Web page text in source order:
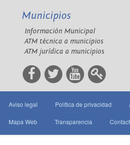
Municipios
Información Municipal
ATM técnica a municipios
ATM jurídica a municipios
Aviso legal Política de privacidad
Mapa Web Transparencia